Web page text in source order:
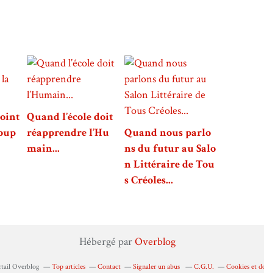
Quand l’école doit
réapprendre l’Hu
main...
Quand nous parlo
ns du futur au Salo
n Littéraire de Tou
s Créoles...
Hébergé parOverblog
Overblog Top articles Contact Signaler un abus C.G.U. Cookies et